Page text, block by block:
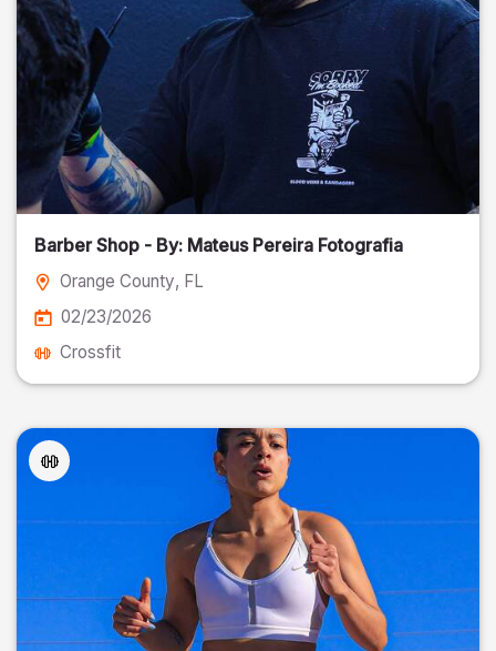
Barber Shop - By: Mateus Pereira Fotografia
Orange County, FL
02/23/2026
Crossfit